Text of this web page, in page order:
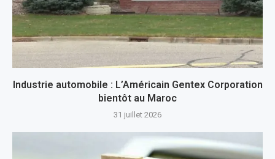
Industrie automobile : L’Américain Gentex Corporation
bientôt au Maroc
31 juillet 2026